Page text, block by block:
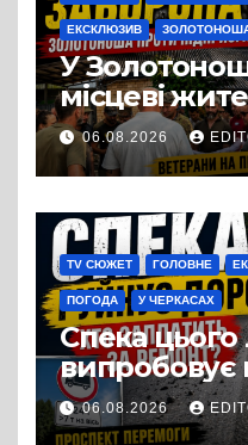
ЕКСКЛЮЗИВ
У
місцеві
протест до
Три», що
06.08.2026
TV СЮЖЕТ ГОЛОВНЕ
ПОГОДА У ЧЕРКАСАХ
Спека цього
випробовує
лише
Черкас
06.08.2026